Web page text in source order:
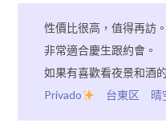
性價比很高，值得再訪。
非常適合慶生跟約會。
如果有喜歡看夜景和酒
Privado
台東区 晴